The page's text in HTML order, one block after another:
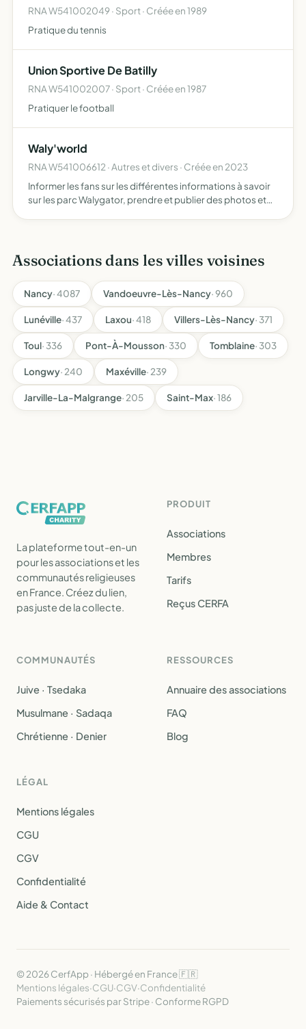
RNA W541002049 · Sport · Créée en 1989
Pratique du tennis
Union Sportive De Batilly
RNA W541002007 · Sport · Créée en 1987
Pratiquer le football
Waly'world
RNA W541006612 · Autres et divers · Créée en 2023
Informer les fans sur les différentes informations à savoir
sur les parc Walygator, prendre et publier des photos et
Associations dans les villes voisines
Nancy· 4087 Vandoeuvre-Lès-Nancy· 960
Lunéville· 437 Laxou· 418 Villers-Lès-Nancy· 371
Toul· 336 Pont-À-Mousson· 330 Tomblaine· 303
Longwy· 240 Maxéville· 239
Jarville-La-Malgrange· 205 Saint-Max· 186
La plateforme tout-en-un
pour les associations et les
communautés religieuses
en France. Créez du lien,
pas juste de la collecte.
PRODUIT
Associations
Membres
Tarifs
Reçus CERFA
COMMUNAUTÉS
Juive · Tsedaka
Musulmane · Sadaqa
Chrétienne · Denier
RESSOURCES
Annuaire des associations
FAQ
Blog
LÉGAL
Mentions légales
CGU
CGV
Confidentialité
Aide & Contact
© 2026 CerfApp · Hébergé en France 🇫🇷
Mentions légales·CGU·CGV·Confidentialité
Paiements sécurisés par Stripe · Conforme RGPD